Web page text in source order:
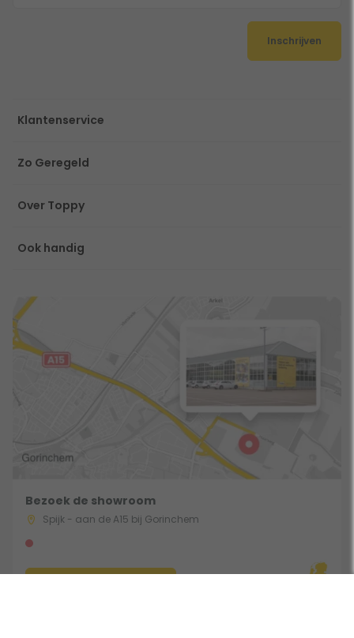
Inschrijven
Klantenservice
Zo Geregeld
Over Toppy
Ook handig
Bezoek de showroom
Spijk - aan de A15 bij Gorinchem